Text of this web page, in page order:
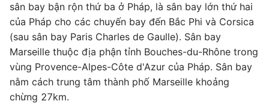
sân bay bận rộn thứ ba ở Pháp, là sân bay lớn thứ hai
của Pháp cho các chuyến bay đến Bắc Phi và Corsica
(sau sân bay Paris Charles de Gaulle). Sân bay
Marseille thuộc địa phận tỉnh Bouches-du-Rhône trong
vùng Provence-Alpes-Côte d'Azur của Pháp. Sân bay
nằm cách trung tâm thành phố Marseille khoảng
chừng 27km.